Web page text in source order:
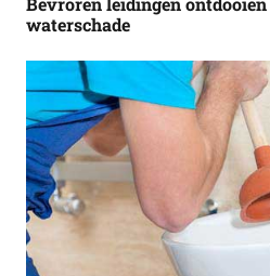
waterschade